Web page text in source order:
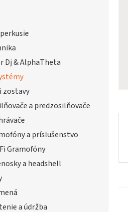
Dj & AlphaTheta
zostavy
a predzosilňovače
a príslušenstvo
Gramofóny
a headshell
a údržba